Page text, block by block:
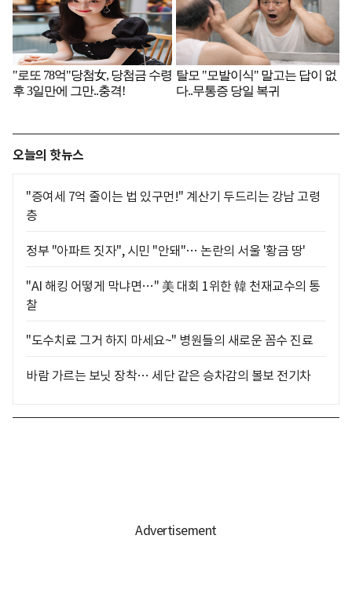
오늘의 핫뉴스
"증여세 7억 줄이는 법 있구먼!" 계산기 두드리는 강남 고령
층
정부 "아파트 짓자", 시민 "안돼"… 논란의 서울 '황금 땅'
"AI 해킹 어떻게 막냐면…" 美 대회 1위한 韓 천재교수의 통
찰
"도수치료 그거 하지 마세요~" 병원들의 새로운 꼼수 진료
바람 가르는 보닛 장착… 세단 같은 승차감의 볼보 전기차